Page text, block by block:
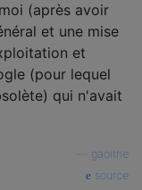
(après avoir
et une mise
et
(pour lequel
qui n'avait
gaoithe
source